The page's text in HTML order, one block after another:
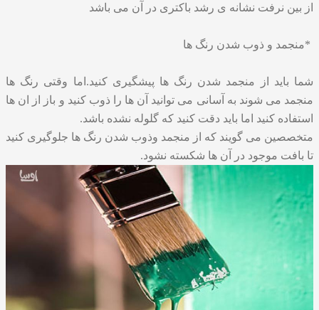
از بین نرفت نشانه ی رشد باکتری در آن می باشد
*منجمد و ذوب شدن رنگ ها
شما باید از منجمد شدن رنگ ها پیشگیری کنید.اما وقتی رنگ ها
منجمد می شوند به آسانی می توانید آن ها را ذوب کنید و باز از ان ها
استفاده کنید اما باید دقت کنید که گلوله نشده باشد.
متخصصین می گویند که از منجمد وذوب شدن رنگ ها جلوگیری کنید
تا بافت موجود در آن ها شکسته نشود.